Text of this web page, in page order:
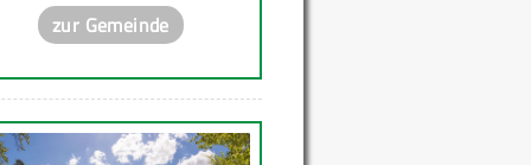
zur Gemeinde